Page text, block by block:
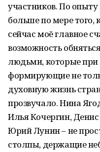
участников. По
больше по мере того,
сейчас моё главное
возможность
людьми, которые
формирующие не
духовную жизнь
прозвучало. Нина
Илья Кочергин,
Юрий Лунин – не
столпы, держащие